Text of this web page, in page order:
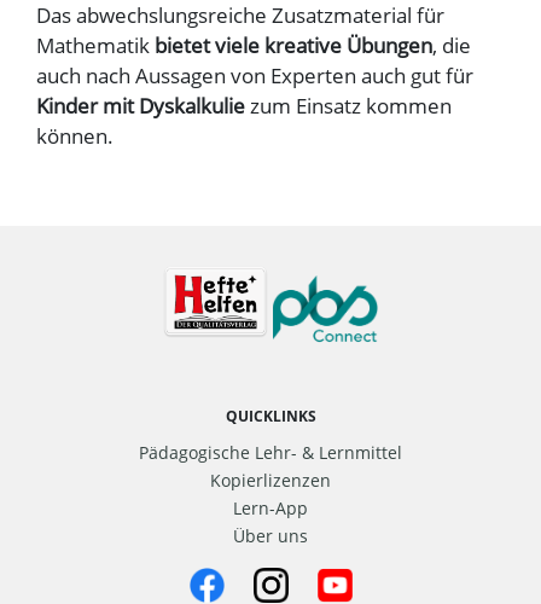
Das abwechslungsreiche Zusatzmaterial für
Mathematik bietet viele kreative Übungen, die
auch nach Aussagen von Experten auch gut für
Kinder mit Dyskalkuliezum Einsatz kommen
können.
QUICKLINKS
Pädagogische Lehr- & Lernmittel
Kopierlizenzen
Lern-App
Über uns